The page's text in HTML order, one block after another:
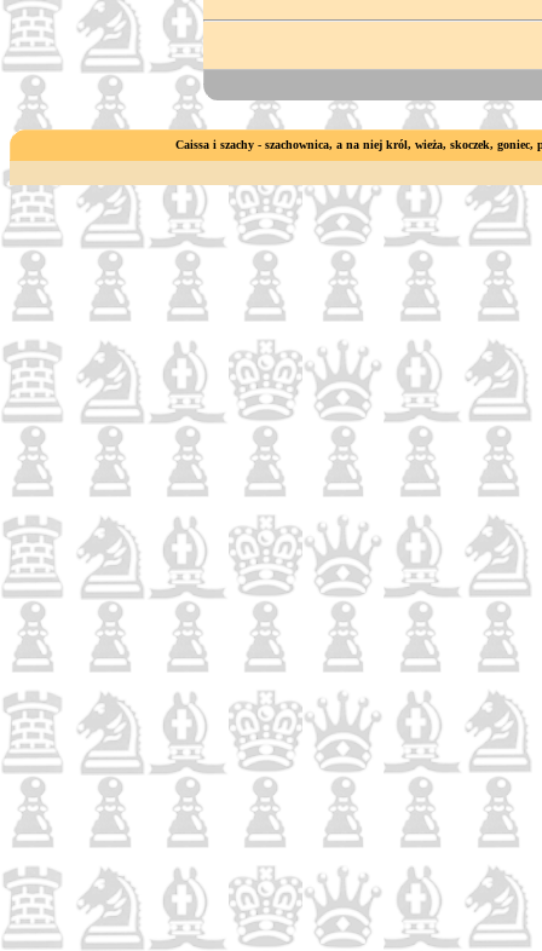
Caissa i szachy - szachownica, a na niej król, wieża, skoczek,